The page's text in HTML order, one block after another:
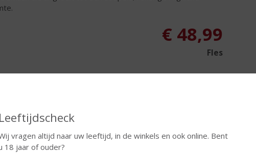
Leeftijdscheck
vragen altijd naar uw leeftijd, in de winkels en ook online. Bent
18 jaar of ouder?
€ 48,99
Fles
In winkelmand